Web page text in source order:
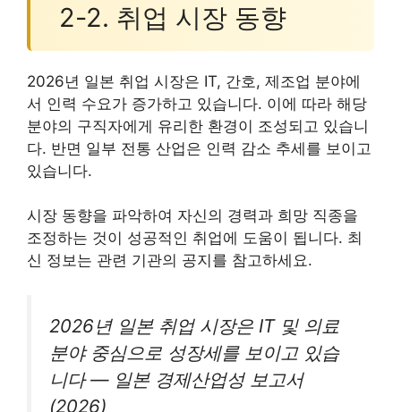
2-2. 취업 시장 동향
2026년 일본 취업 시장은 IT, 간호, 제조업 분야에
서 인력 수요가 증가하고 있습니다. 이에 따라 해당
분야의 구직자에게 유리한 환경이 조성되고 있습니
다. 반면 일부 전통 산업은 인력 감소 추세를 보이고
있습니다.
시장 동향을 파악하여 자신의 경력과 희망 직종을
조정하는 것이 성공적인 취업에 도움이 됩니다. 최
신 정보는 관련 기관의 공지를 참고하세요.
2026년 일본 취업 시장은 IT 및 의료
분야 중심으로 성장세를 보이고 있습
니다 — 일본 경제산업성 보고서
(2026)